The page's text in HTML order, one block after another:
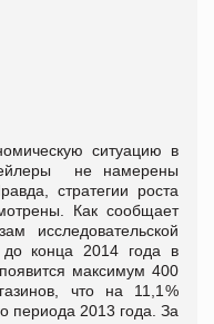
ситуацию в
не намерены
стратегии роста
Как сообщает
исследовательской
конца 2014 года в
максимум 400
что на 11,1 %
периода 2013 года. За